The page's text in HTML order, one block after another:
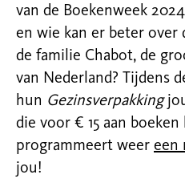
van de Boekenweek
en wie kan er beter over
de familie Chabot, de
van Nederland? Tijdens
hun Gezinsverpakking
die voor € 15 aan
programmeert weer een
jou!